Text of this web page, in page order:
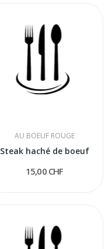
AU BOEUF ROUGE
Steak haché de boeuf
15,00 CHF